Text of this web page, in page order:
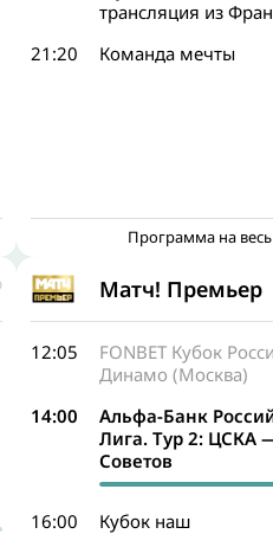
трансляция из
21:20
Команда мечты
Программа на
Матч! Премьер
12:05
FONBET Кубок
Динамо (Москва)
14:00
Альфа-Банк
Лига. Тур 2: ЦСКА
Советов
16:00
Кубок наш